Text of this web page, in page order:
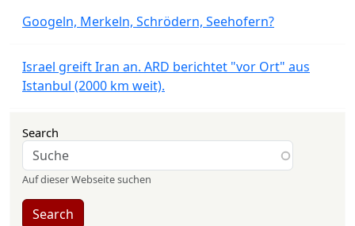
Googeln, Merkeln, Schrödern, Seehofern?
Israel greift Iran an. ARD berichtet "vor Ort" aus
Istanbul (2000 km weit).
Search
Auf dieser Webseite suchen
Search